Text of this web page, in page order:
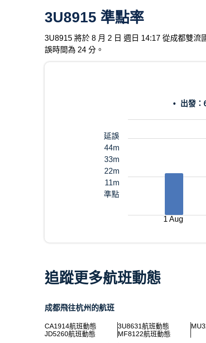
3U8915 準點率
3U8915 將於 8 月 2 日 週日 14:17 從成都雙
誤時間為 24 分。
出發：
延誤
44m
33m
22m
11m
準點
1 Aug
追蹤更多航班動態
成都飛往杭州的航班
CA1914航班動態 3U8631航班動態
JD5260航班動態
MF8122航班動態